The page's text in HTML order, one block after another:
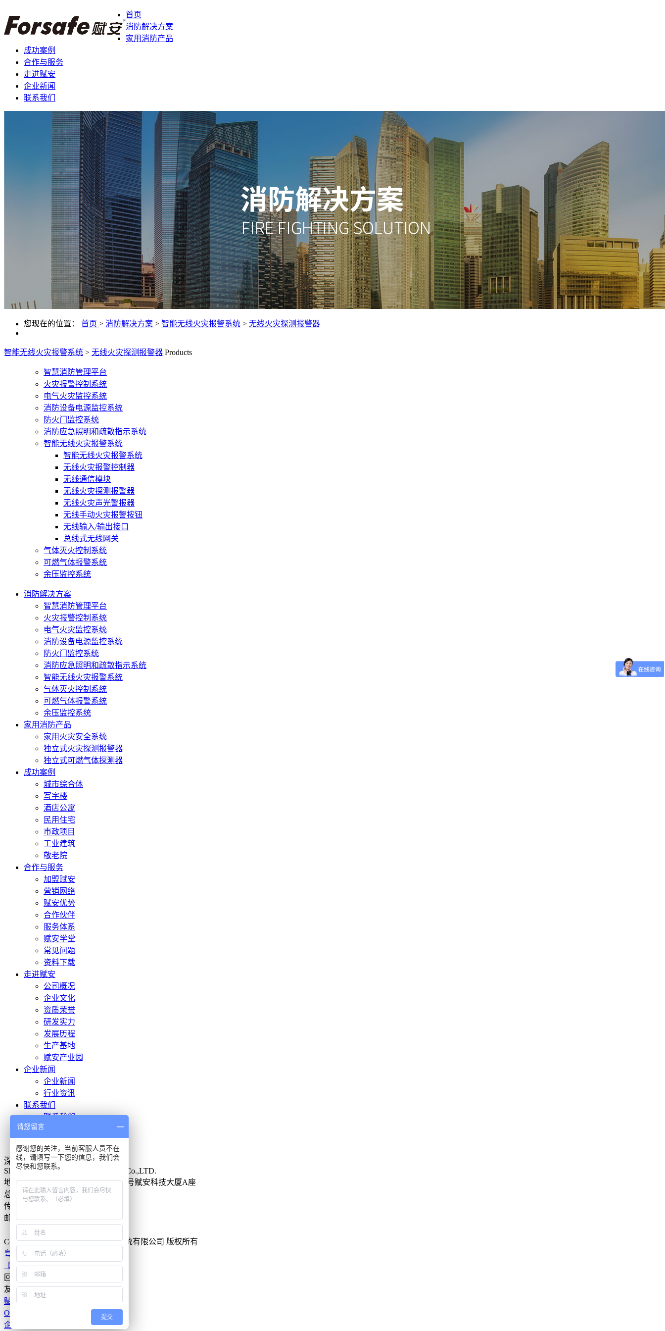
首页
消防解决方案
家用消防产品
成功案例
合作与服务
走进赋安
企业新闻
联系我们
您现在的位置： 首页 > 消防解决方案 > 智能无线火灾报警系统 > 无线火灾探测报警器
智能无线火灾报警系统 > 无线火灾探测报警器 Products
智慧消防管理平台
火灾报警控制系统
电气火灾监控系统
消防设备电源监控系统
防火门监控系统
消防应急照明和疏散指示系统
智能无线火灾报警系统
智能无线火灾报警系统
无线火灾报警控制器
无线通信模块
无线火灾探测报警器
无线火灾声光警报器
无线手动火灾报警按钮
无线输入/输出接口
总线式无线网关
气体灭火控制系统
可燃气体报警系统
余压监控系统
消防解决方案
智慧消防管理平台
火灾报警控制系统
电气火灾监控系统
消防设备电源监控系统
防火门监控系统
消防应急照明和疏散指示系统
智能无线火灾报警系统
气体灭火控制系统
可燃气体报警系统
余压监控系统
家用消防产品
家用火灾安全系统
独立式火灾探测报警器
独立式可燃气体探测器
成功案例
城市综合体
写字楼
酒店公寓
民用住宅
市政项目
工业建筑
敬老院
合作与服务
加盟赋安
营销网络
赋安优势
合作伙伴
服务体系
赋安学堂
常见问题
资料下载
走进赋安
公司概况
企业文化
资质荣誉
研发实力
发展历程
生产基地
赋安产业园
企业新闻
企业新闻
行业资讯
联系我们
联系我们
投诉建议
深圳市赋安安全系统有限公司
Shenzhen Forsafe System Technology Co.,LTD.
地址：深圳市南山区高新南一道013号赋安科技大厦A座
总机：（ 0755 ）86315556
传真：（ 0755 ）86315559
邮编：330520
全国统一服务热线：
Copyright©2017 深圳市赋安安全系统有限公司 版权所有
粤ICP备11067334号
网站地图
回到顶部
友情链接:
赋安科技产业园
OA系统登录
企业邮箱
请您留言
感谢您的关注，当前客服人员不在
线，请填写一下您的信息，我们会
尽快和您联系。
提交